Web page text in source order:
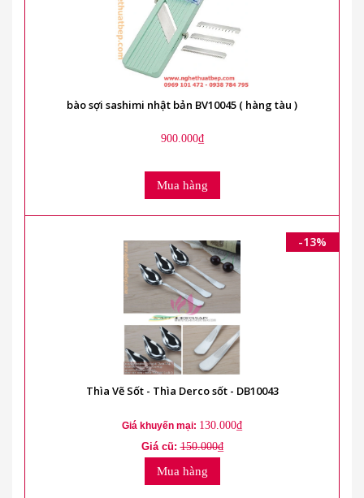
bào sợi sashimi nhật bản BV10045 ( hàng tàu )
900.000₫
Mua hàng
-13%
Thìa Vẽ Sốt - Thìa Derco sốt - DB10043
Giá khuyến mại: 130.000₫
Giá cũ:150.000₫
Mua hàng